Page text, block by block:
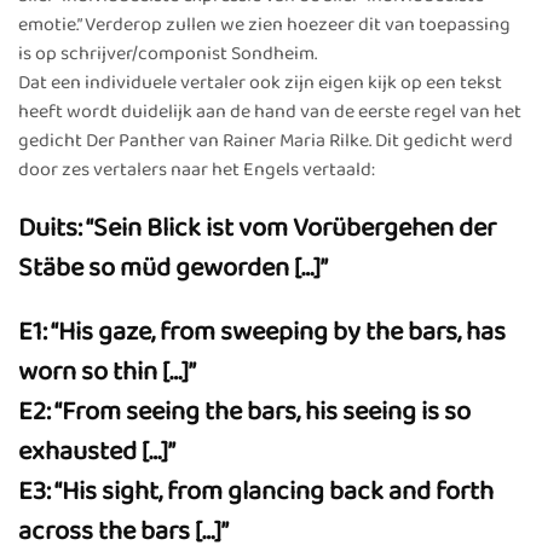
emotie.” Verderop zullen we zien hoezeer dit van toepassing
is op schrijver/componist Sondheim.
Dat een individuele vertaler ook zijn eigen kijk op een tekst
heeft wordt duidelijk aan de hand van de eerste regel van het
gedicht Der Panther van Rainer Maria Rilke. Dit gedicht werd
door zes vertalers naar het Engels vertaald:
Duits: “Sein Blick ist vom Vorübergehen der
Stäbe so müd geworden […]”
E1: “His gaze, from sweeping by the bars, has
worn so thin […]”
E2: “From seeing the bars, his seeing is so
exhausted […]”
E3: “His sight, from glancing back and forth
across the bars […]”